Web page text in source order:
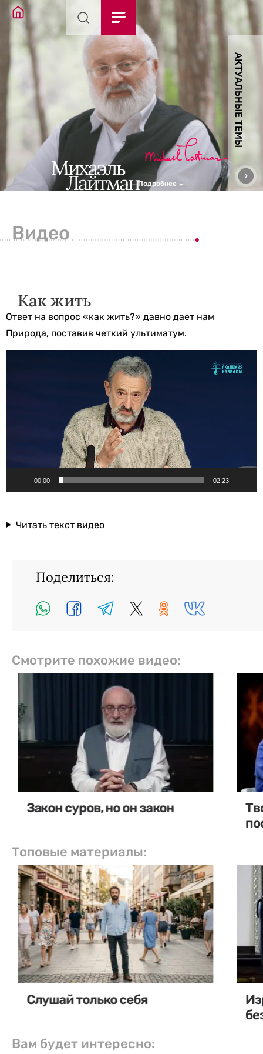
АКТУАЛЬНЫЕ ТЕМЫ
Подробнее
Видео
Как жить
Ответ на вопрос «как жить?» давно дает нам
Природа, поставив четкий ультиматум.
00:00 02:23
Читать текст видео
Поделиться:
Смотрите похожие видео:
Закон суров, но он закон
Топовые материалы:
Слушай только себя
Вам будет интересно: